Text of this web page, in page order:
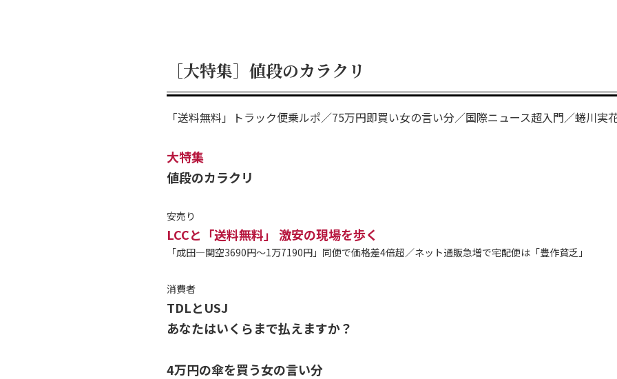
［大特集］値段のカラクリ
「送料無料」トラック便乗ルポ／75万円即買い女の言い分／国際ニュース超入門／蜷川実
大特集
値段のカラクリ
安売り
LCCと「送料無料」 激安の現場を歩く
「成田―関空3690円～1万7190円」同便で価格差4倍超／ネット通販急増で宅配便は「豊作貧乏」
消費者
TDLとUSJ
あなたはいくらまで払えますか？
4万円の傘を買う女の言い分